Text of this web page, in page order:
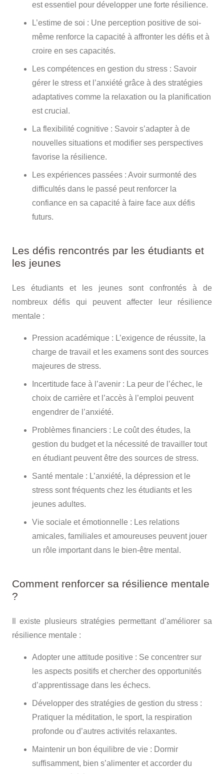
est essentiel pour développer une forte résilience.
L’estime de soi : Une perception positive de soi-
même renforce la capacité à affronter les défis et à
croire en ses capacités.
Les compétences en gestion du stress : Savoir
gérer le stress et l’anxiété grâce à des stratégies
adaptatives comme la relaxation ou la planification
est crucial.
La flexibilité cognitive : Savoir s’adapter à de
nouvelles situations et modifier ses perspectives
favorise la résilience.
Les expériences passées : Avoir surmonté des
difficultés dans le passé peut renforcer la
confiance en sa capacité à faire face aux défis
futurs.
Les défis rencontrés par les étudiants et
les jeunes
Les étudiants et les jeunes sont confrontés à de
nombreux défis qui peuvent affecter leur résilience
mentale :
Pression académique : L’exigence de réussite, la
charge de travail et les examens sont des sources
majeures de stress.
Incertitude face à l’avenir : La peur de l’échec, le
choix de carrière et l’accès à l’emploi peuvent
engendrer de l’anxiété.
Problèmes financiers : Le coût des études, la
gestion du budget et la nécessité de travailler tout
en étudiant peuvent être des sources de stress.
Santé mentale : L’anxiété, la dépression et le
stress sont fréquents chez les étudiants et les
jeunes adultes.
Vie sociale et émotionnelle : Les relations
amicales, familiales et amoureuses peuvent jouer
un rôle important dans le bien-être mental.
Comment renforcer sa résilience mentale
?
Il existe plusieurs stratégies permettant d’améliorer sa
résilience mentale :
Adopter une attitude positive : Se concentrer sur
les aspects positifs et chercher des opportunités
d’apprentissage dans les échecs.
Développer des stratégies de gestion du stress :
Pratiquer la méditation, le sport, la respiration
profonde ou d’autres activités relaxantes.
Maintenir un bon équilibre de vie : Dormir
suffisamment, bien s’alimenter et accorder du